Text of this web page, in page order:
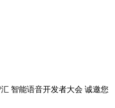
智能语音开发者大会 诚邀您